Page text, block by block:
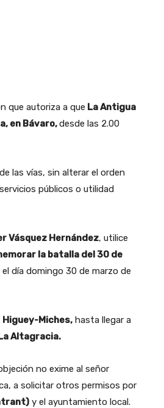
que autoriza a que La Antigua
en Bávaro,desde las 2.00
las vías, sin alterar el orden
públicos o utilidad
Vásquez Hernández, utilice
la batalla del 30 de
día domingo 30 de marzo de
Higuey-Miches, hasta llegar a
Altagracia.
no exime al señor
a solicitar otros permisos por
y el ayuntamiento local.